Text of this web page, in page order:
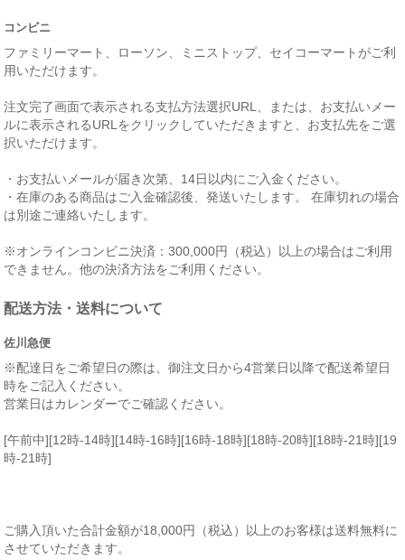
コンビニ
ファミリーマート、ローソン、ミニストップ、セイコーマートがご利
用いただけます。
注文完了画面で表示される支払方法選択URL、または、お支払いメー
ルに表示されるURLをクリックしていただきますと、お支払先をご選
択いただけます。
・お支払いメールが届き次第、14日以内にご入金ください。
・在庫のある商品はご入金確認後、発送いたします。 在庫切れの場合
は別途ご連絡いたします。
※オンラインコンビニ決済：300,000円（税込）以上の場合はご利用
できません。他の決済方法をご利用ください。
配送方法・送料について
佐川急便
※配達日をご希望日の際は、御注文日から4営業日以降で配送希望日
時をご記入ください。
営業日はカレンダーでご確認ください。
[午前中][12時-14時][14時-16時][16時-18時][18時-20時][18時-21時][19
時-21時]
ご購入頂いた合計金額が18,000円（税込）以上のお客様は送料無料に
させていただきます。